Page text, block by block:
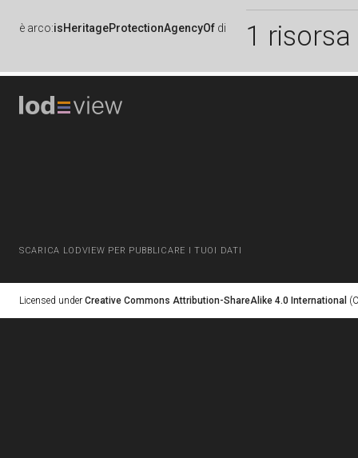
è arco:isHeritageProtectionAgencyOf di 1 risorsa
SCARICA LODVIEW PER PUBBLICARE I TUOI DATI
Licensed under Creative Commons Attribution-ShareAlike 4.0 International